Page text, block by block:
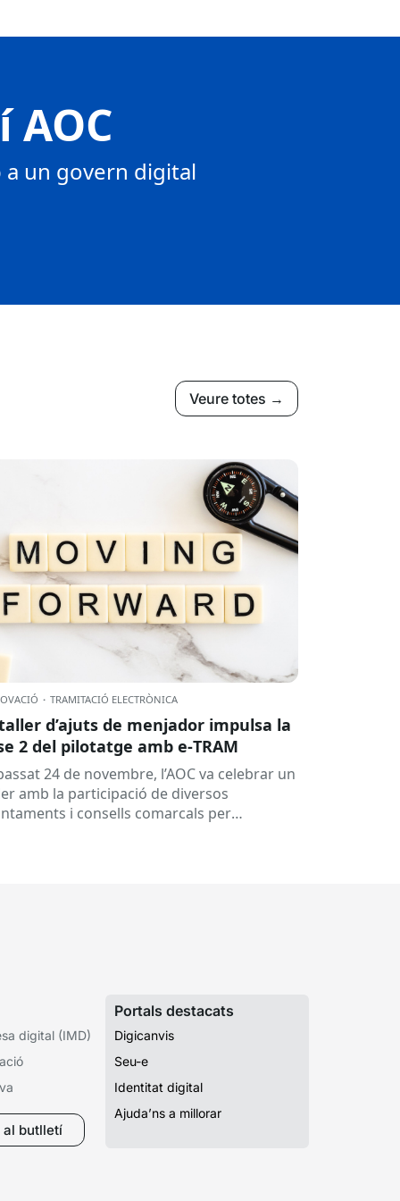
a un govern digital
Veure totes →
· TRAMITACIÓ ELECTRÒNICA
d’ajuts de menjador impulsa la
2 del pilotatge amb e‑TRAM
24 de novembre, l’AOC va celebrar un
amb la participació de diversos
i consells comarcals per
digital (IMD)
butlletí
Portals destacats
Digicanvis
Seu-e
Identitat digital
Ajuda’ns a millorar